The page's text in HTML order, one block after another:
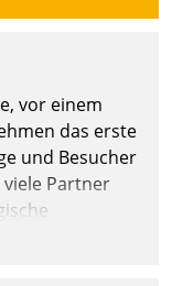
vor einem
das erste
und Besucher
Partner